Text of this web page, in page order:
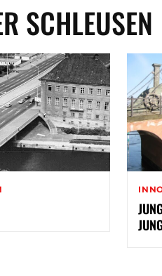
SCHLEUSEN